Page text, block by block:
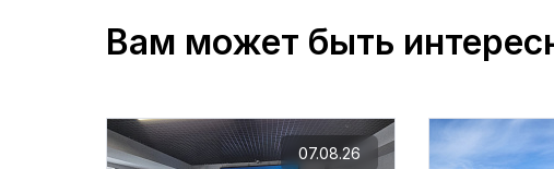
Вам может быть
07.08.26